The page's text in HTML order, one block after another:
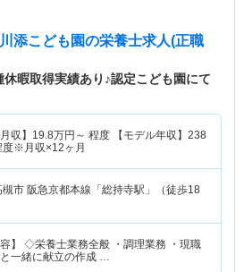
添こども園の栄養士求人(正職
休暇取得実績あり♪認定こども園にて
収】 19.8万円～ 程度 【モデル年収】 238
度※月収×12ヶ月
槻市 阪急京都本線「総持寺駅」（徒歩18
容】 ◇栄養士業務全般 ・調理業務 ・現職
一緒に献立の作成 …